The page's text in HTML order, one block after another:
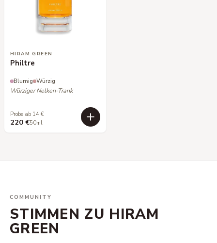
HIRAM GREEN
Philtre
Blumig Würzig
Würziger Nelken-Trank
Probe ab 14 €
220 €50ml
COMMUNITY
STIMMEN ZU HIRAM
GREEN